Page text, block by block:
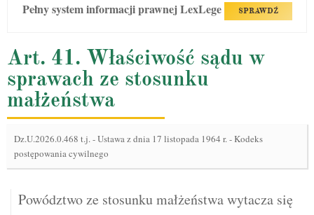
Pełny system informacji prawnej LexLege SPRAWDŹ
Art. 41. Właściwość sądu w
sprawach ze stosunku
małżeństwa
Dz.U.2026.0.468 t.j.-Ustawa z dnia 17 listopada 1964 r. - Kodeks
postępowania cywilnego
Powództwo ze stosunku małżeństwa wytacza się